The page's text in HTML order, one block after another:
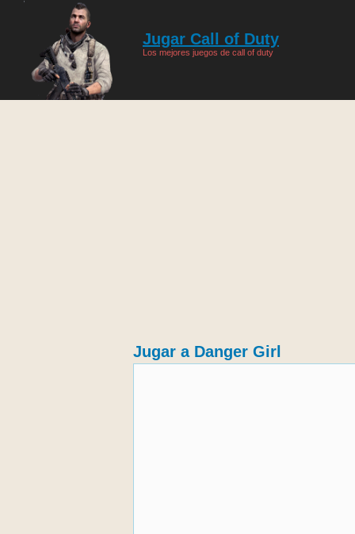
Jugar Call of Duty
Los mejores juegos de call of duty
Jugar a Danger Girl